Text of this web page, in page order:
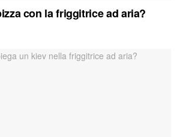
con la friggitrice ad aria?